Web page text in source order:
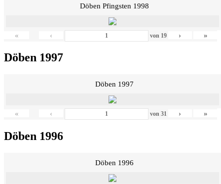
Döben Pfingsten 1998
« ‹ von 19 › »
Döben 1997
Döben 1997
« ‹ von 31 › »
Döben 1996
Döben 1996